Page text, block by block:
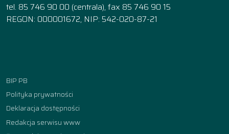
tel. 85 746 90 00 (centrala), fax 85 746 90 15
REGON: 000001672, NIP: 542-020-87-21
BIP PB
Polityka prywatności
Deklaracja dostępności
Redakcja serwisu www